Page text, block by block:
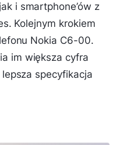
i smartphone’ów z
Kolejnym krokiem
Nokia C6-00.
im większa cyfra
specyfikacja